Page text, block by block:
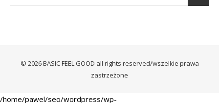
© 2026 BASIC FEEL GOOD all rights reserved/wszelkie prawa
zastrzeżone
/home/pawel/seo/wordpress/wp-